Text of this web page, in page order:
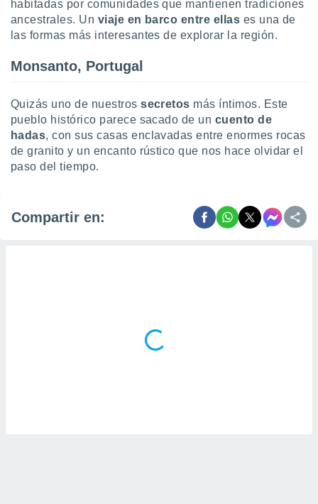
habitadas por comunidades que mantienen tradiciones
ancestrales. Un viaje en barco entre ellas es una de
las formas más interesantes de explorar la región.
Monsanto, Portugal
Quizás uno de nuestrossecretos más íntimos. Este
pueblo histórico parece sacado de un cuento de
hadas, con sus casas enclavadas entre enormes rocas
de granito y un encanto rústico que nos hace olvidar el
paso del tiempo.
Compartir en: